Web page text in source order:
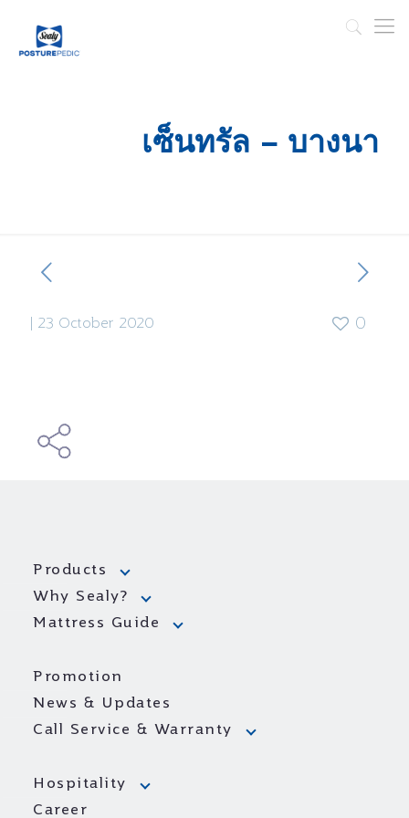
เซ็นทรัล – บางนา
23 October 2020 0
Products
Why Sealy?
Mattress Guide
Promotion
News & Updates
Call Service & Warranty
Hospitality
Career